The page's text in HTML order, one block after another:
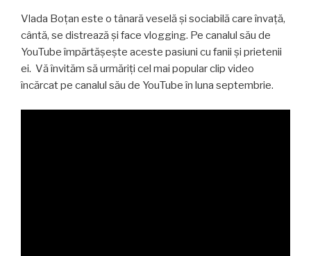
Vlada Boțan este o tânară veselă și sociabilă care învață,
cântă, se distrează și face vlogging. Pe canalul său de
YouTube împărtășește aceste pasiuni cu fanii și prietenii
ei. Vă învităm să urmăriți cel mai popular clip video
încărcat pe canalul său de YouTube în luna septembrie.